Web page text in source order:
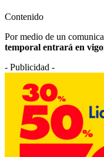
Contenido
Por medio de un
temporal entrará en
- Publicidad -